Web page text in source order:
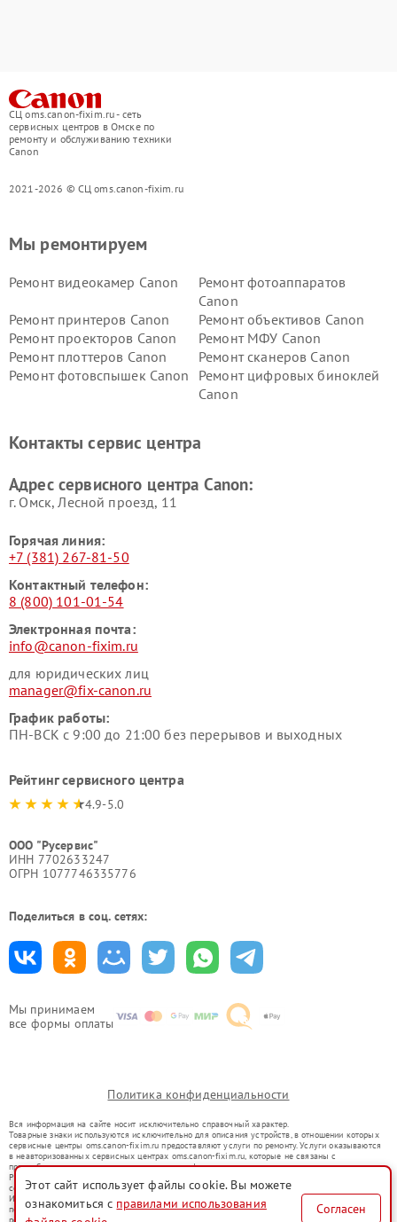
СЦ oms.canon-fixim.ru - сеть
сервисных центров в Омске по
ремонту и обслуживанию техники
Canon
2021-2026 © СЦ oms.canon-fixim.ru
Мы принимаем
все формы оплаты
Мы ремонтируем
Ремонт видеокамер Canon
Ремонт фотоаппаратов
Canon
Ремонт принтеров Canon
Ремонт объективов Canon
Ремонт проекторов Canon
Ремонт МФУ Canon
Ремонт плоттеров Canon
Ремонт сканеров Canon
Ремонт фотовспышек Canon
Ремонт цифровых биноклей
Canon
Контакты сервис центра
Адрес сервисного центра Canon:
г. Омск, ​Лесной проезд, 11
Горячая линия:
+7 (381) 267-81-50
Контактный телефон:
8 (800) 101-01-54
Электронная почта:
info@canon-fixim.ru
для юридических лиц
manager@fix-canon.ru
График работы:
ПН-ВСК с 9:00 до 21:00 без перерывов и выходных
Рейтинг сервисного центра
4.9-5.0
ООО "Русервис"
ИНН 7702633247
ОГРН 1077746335776
Поделиться в соц. сетях:
Политика конфиденциальности
Вся информация на сайте носит исключительно справочный характер.
Товарные знаки используются исключительно для описания устройств, в отношении которых
сервисные центры oms.canon-fixim.ru предоставляют услуги по ремонту. Услуги оказываются
в неавторизованных сервисных центрах oms.canon-fixim.ru, которые не связаны с
правообладателями товарных знаков или их официальными представителями.
Ремонт осуществляется для устройств, уже введенных в гражданский оборот в соответствии
со статьей 1487 ГК РФ.
Использование товарных знаков не преследует цели индивидуализации услуг или введения
потребителей в заблуждение, а служит для информирования о предоставляемых услугах по
ремонту техники указанных брендов.
Этот сайт использует файлы cookie. Вы можете
ознакомиться с правилами использования
Согласен